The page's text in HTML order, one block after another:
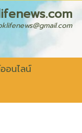
อนไลน์